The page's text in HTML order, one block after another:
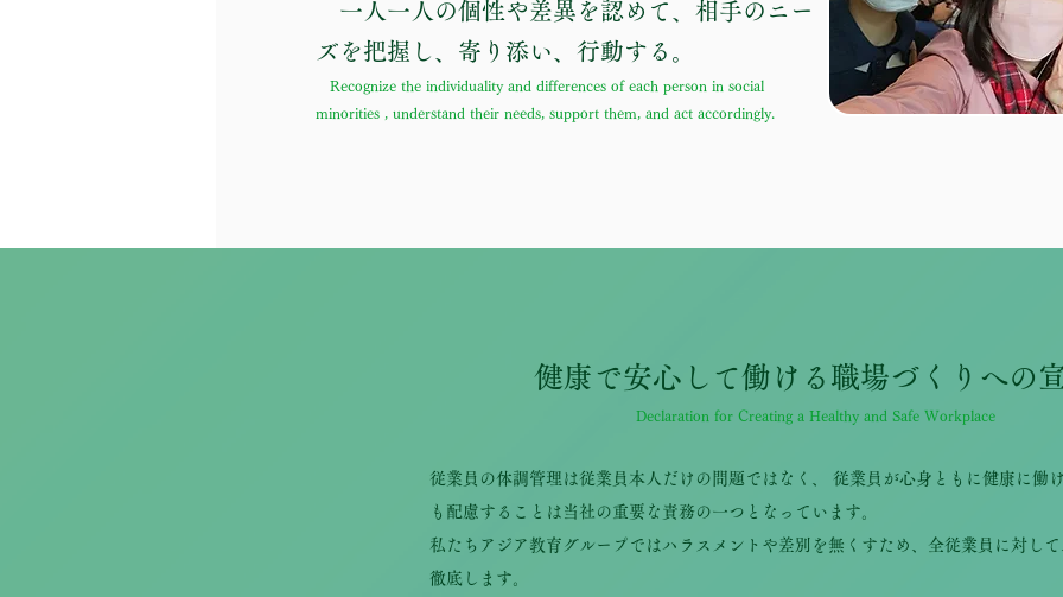
一人一人の個性や差異を認めて、相手のニー
ズを把握し、寄り添い、行動する。
Recognize the individuality and differences of each person in social
minorities , understand their needs, support them, and act accordingly.
健康で安心して働ける職場づくりへの
Declaration for Creating a Healthy and Safe Workplace
従業員の体調管理は従業員本人だけの問題ではなく、 従業員が心身ともに健康に働
も配慮することは当社の重要な責務の一つとなっています。
私たちアジア教育グループではハラスメントや差別を無くすため、全従業員に対し
徹底します。